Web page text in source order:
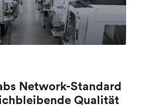
Network-Standard
Qualität